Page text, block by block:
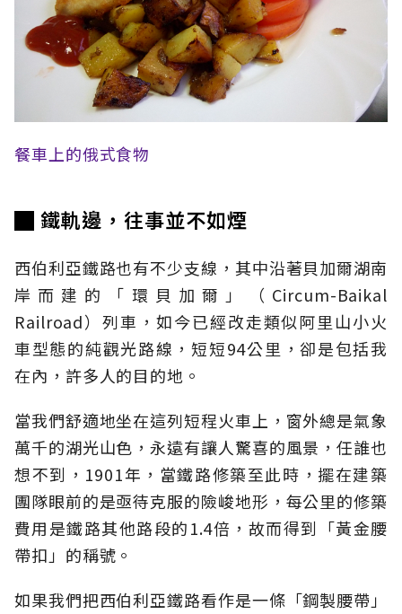
餐車上的俄式食物
█ 鐵軌邊，往事並不如煙
西伯利亞鐵路也有不少支線，其中沿著貝加爾湖南
岸而建的「環貝加爾」（Circum-Baikal
Railroad）列車，如今已經改走類似阿里山小火
車型態的純觀光路線，短短94公里，卻是包括我
在內，許多人的目的地。
當我們舒適地坐在這列短程火車上，窗外總是氣象
萬千的湖光山色，永遠有讓人驚喜的風景，任誰也
想不到，1901年，當鐵路修築至此時，擺在建築
團隊眼前的是亟待克服的險峻地形，每公里的修築
費用是鐵路其他路段的1.4倍，故而得到「黃金腰
帶扣」的稱號。
如果我們把西伯利亞鐵路看作是一條「鋼製腰帶」